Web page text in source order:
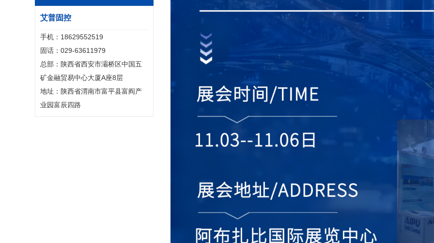
艾普固控
手机：18629552519
固话：029-63611979
总部：陕西省西安市灞桥区中国五
矿金融贸易中心大厦A座8层
地址：陕西省渭南市富平县富阎产
业园富辰四路